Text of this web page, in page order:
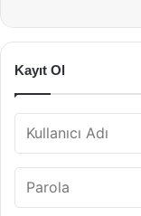
Kayıt Ol